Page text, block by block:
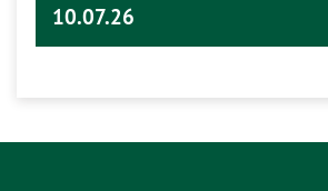
10.07.26